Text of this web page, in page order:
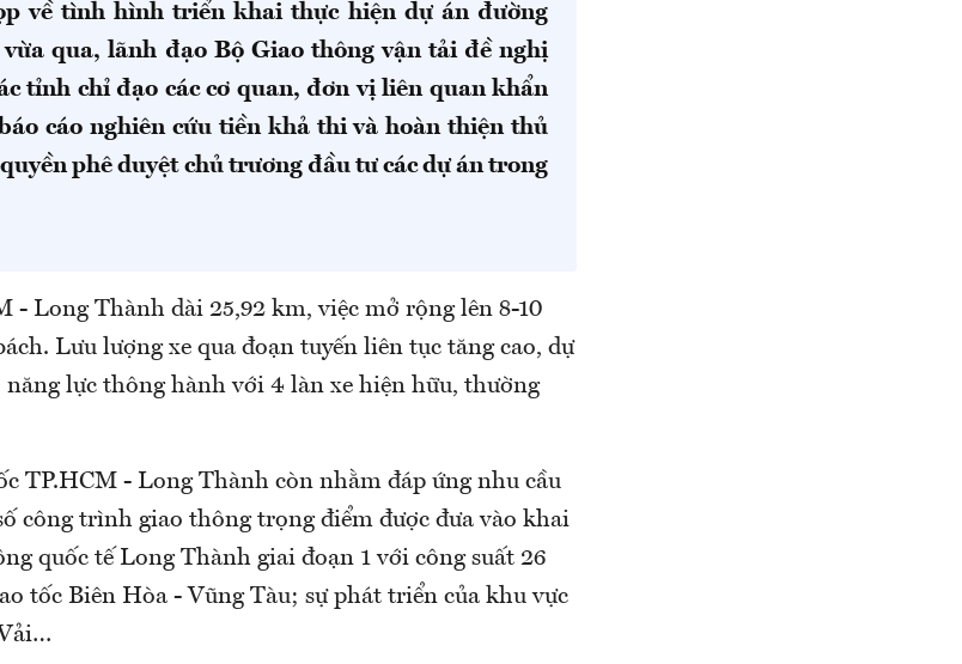
về tình hình triển khai thực hiện dự án đường
qua, lãnh đạo Bộ Giao thông vận tải đề nghị
tỉnh chỉ đạo các cơ quan, đơn vị liên quan khẩn
cáo nghiên cứu tiền khả thi và hoàn thiện thủ
phê duyệt chủ trương đầu tư các dự án trong
- Long Thành dài 25,92 km, việc mở rộng lên 8-10
Lưu lượng xe qua đoạn tuyến liên tục tăng cao, dự
lực thông hành với 4 làn xe hiện hữu, thường
TP.HCM - Long Thành còn nhằm đáp ứng nhu cầu
công trình giao thông trọng điểm được đưa vào khai
quốc tế Long Thành giai đoạn 1 với công suất 26
tốc Biên Hòa - Vũng Tàu; sự phát triển của khu vực